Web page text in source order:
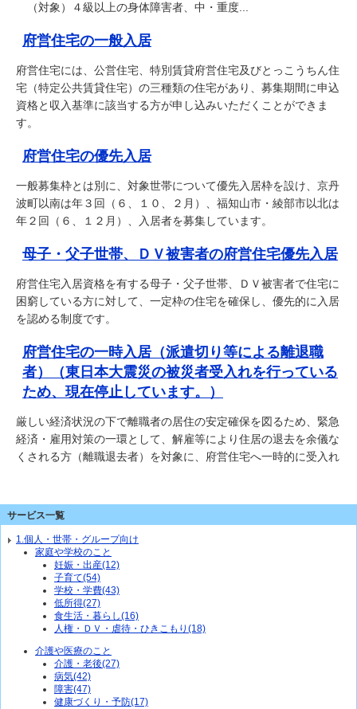
（対象）４級以上の身体障害者、中・重度...
府営住宅の一般入居
府営住宅には、公営住宅、特別賃貸府営住宅及びとっこうちん住
宅（特定公共賃貸住宅）の三種類の住宅があり、募集期間に申込
資格と収入基準に該当する方が申し込みいただくことができま
す。
府営住宅の優先入居
一般募集枠とは別に、対象世帯について優先入居枠を設け、京丹
波町以南は年３回（６、１０、２月）、福知山市・綾部市以北は
年２回（６、１２月）、入居者を募集しています。
母子・父子世帯、ＤＶ被害者の府営住宅優先入居
府営住宅入居資格を有する母子・父子世帯、ＤＶ被害者で住宅に
困窮している方に対して、一定枠の住宅を確保し、優先的に入居
を認める制度です。
府営住宅の一時入居（派遣切り等による離退職
者）（東日本大震災の被災者受入れを行っている
ため、現在停止しています。）
厳しい経済状況の下で離職者の居住の安定確保を図るため、緊急
経済・雇用対策の一環として、解雇等により住居の退去を余儀な
くされる方（離職退去者）を対象に、府営住宅へ一時的に受入れ
サービス一覧
1.個人・世帯・グループ向け
家庭や学校のこと
妊娠・出産(12)
子育て(54)
学校・学費(43)
低所得(27)
食生活・暮らし(16)
人権・ＤＶ・虐待・ひきこもり(18)
介護や医療のこと
介護・老後(27)
病気(42)
障害(47)
健康づくり・予防(17)